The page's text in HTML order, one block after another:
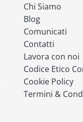
Chi Siamo
Blog
Comunicati
Contatti
Lavora con noi
Codice Etico
Cookie Policy
Termini &